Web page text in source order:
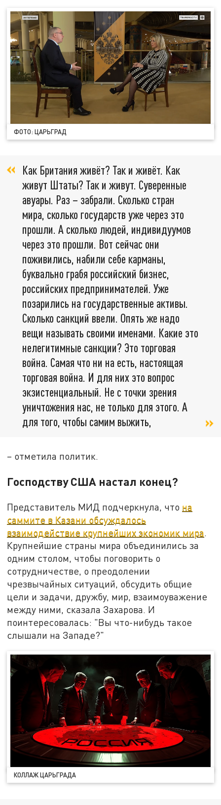
ФОТО: ЦАРЬГРАД
Как Британия живёт? Так и живёт. Как
живут Штаты? Так и живут. Суверенные
авуары. Раз – забрали. Сколько стран
мира, сколько государств уже через это
прошли. А сколько людей, индивидуумов
через это прошли. Вот сейчас они
поживились, набили себе карманы,
буквально грабя российский бизнес,
российских предпринимателей. Уже
позарились на государственные активы.
Сколько санкций ввели. Опять же надо
вещи называть своими именами. Какие это
нелегитимные санкции? Это торговая
война. Самая что ни на есть, настоящая
торговая война. И для них это вопрос
экзистенциальный. Не с точки зрения
уничтожения нас, не только для этого. А
для того, чтобы самим выжить,
– отметила политик.
Господству США настал конец?
Представитель МИД подчеркнула, что на
саммите в Казани обсуждалось
взаимодействие крупнейших экономик мира.
Крупнейшие страны мира объединились за
одним столом, чтобы поговорить о
сотрудничестве, о преодолении
чрезвычайных ситуаций, обсудить общие
цели и задачи, дружбу, мир, взаимоуважение
между ними, сказала Захарова. И
поинтересовалась: "Вы что-нибудь такое
слышали на Западе?"
КОЛЛАЖ ЦАРЬГРАДА